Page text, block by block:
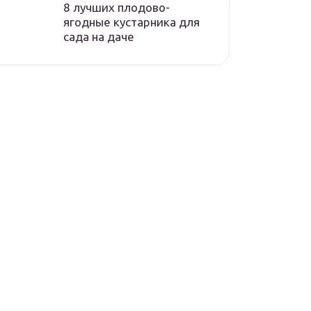
8 лучших плодово-
ягодные кустарника для
сада на даче